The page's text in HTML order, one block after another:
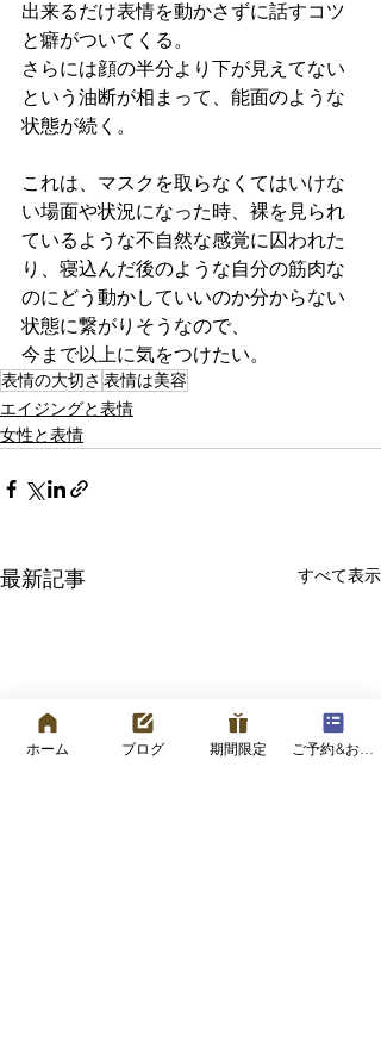
出来るだけ表情を動かさずに話すコツ
と癖がついてくる。
さらには顔の半分より下が見えてない
という油断が相まって、能面のような
状態が続く。
これは、マスクを取らなくてはいけな
い場面や状況になった時、裸を見られ
ているような不自然な感覚に囚われた
り、寝込んだ後のような自分の筋肉な
のにどう動かしていいのか分からない
状態に繋がりそうなので、
今まで以上に気をつけたい。
表情の大切さ 表情は美容
エイジングと表情
女性と表情
最新記事 すべて表示
ホーム ブログ 期間限定